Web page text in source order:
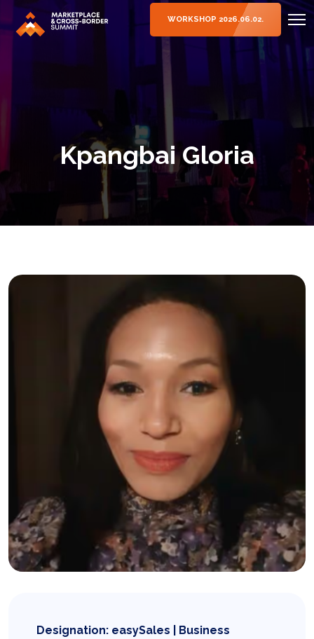
WORKSHOP 2026.06.02.
Kpangbai Gloria
Designation: easySales | Business